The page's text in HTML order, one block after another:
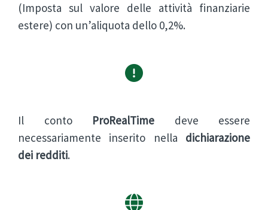
(Imposta sul valore delle attività finanziarie
estere) con un’aliquota dello 0,2%.
Il conto ProRealTime deve essere
necessariamente inserito nella dichiarazione
dei redditi.